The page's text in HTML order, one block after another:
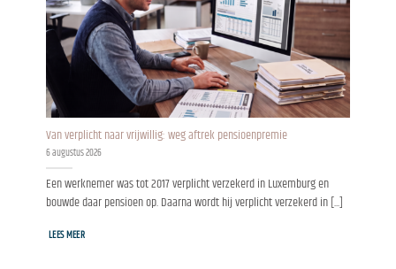
Van verplicht naar vrijwillig: weg aftrek pensioenpremie
6 augustus 2026
Een werknemer was tot 2017 verplicht verzekerd in Luxemburg en
bouwde daar pensioen op. Daarna wordt hij verplicht verzekerd in [...]
LEES MEER